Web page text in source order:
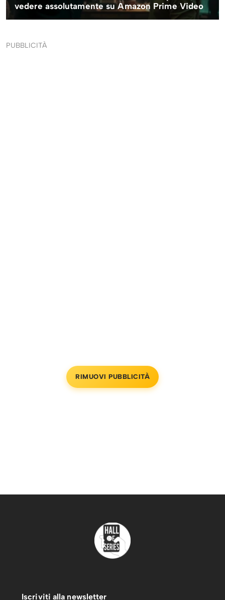
PUBBLICITÀ
RIMUOVI PUBBLICITÀ
Iscriviti alla newsletter